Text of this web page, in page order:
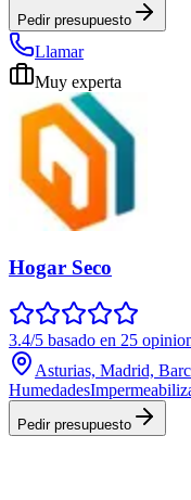
Pedir presupuesto
Llamar
Muy experta
Hogar Seco
3.4/5 basado en 25
Asturias, Madrid,
Humedades
Pedir presupuesto